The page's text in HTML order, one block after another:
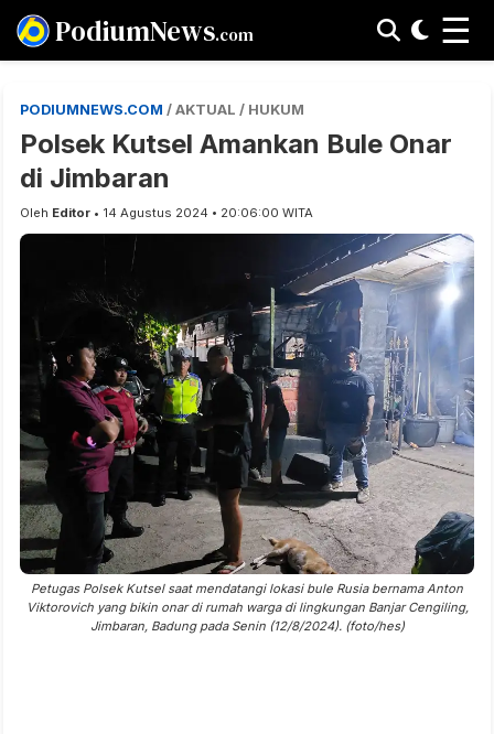
PodiumNews.com ☰
PODIUMNEWS.COM / AKTUAL / HUKUM
Polsek Kutsel Amankan Bule Onar
di Jimbaran
Oleh Editor • 14 Agustus 2024 • 20:06:00 WITA
Petugas Polsek Kutsel saat mendatangi lokasi bule Rusia bernama Anton
Viktorovich yang bikin onar di rumah warga di lingkungan Banjar Cengiling,
Jimbaran, Badung pada Senin (12/8/2024). (foto/hes)